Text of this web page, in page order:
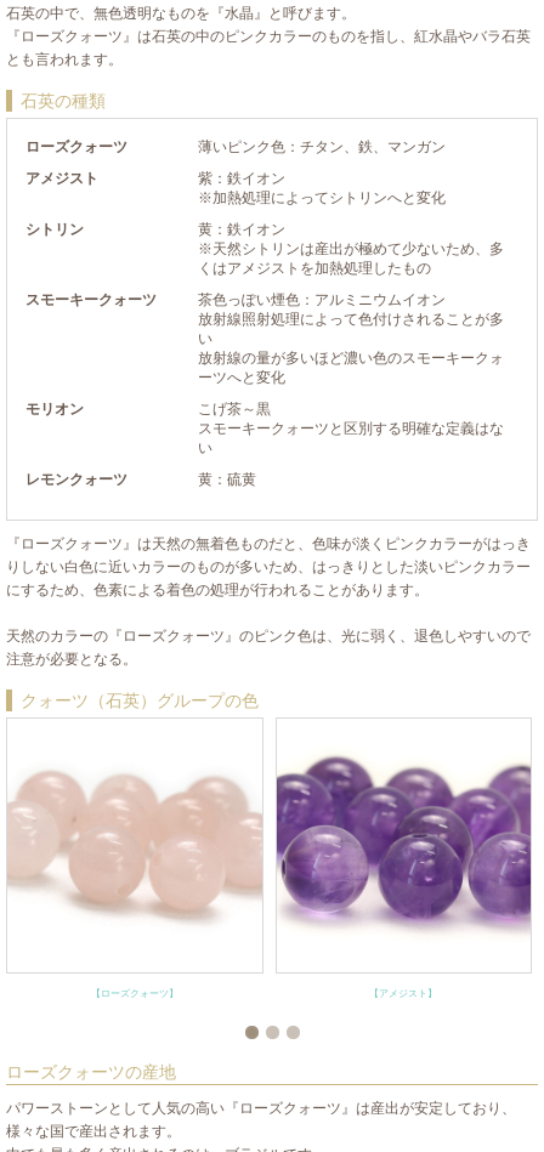
石英の中で、無色透明なものを『水晶』と呼びます。
『ローズクォーツ』は石英の中のピンクカラーのものを指し、紅水晶やバラ石英
とも言われます。
石英の種類
ローズクォーツ
薄いピンク色：チタン、鉄、マンガン
アメジスト
紫：鉄イオン
※加熱処理によってシトリンへと変化
シトリン
黄：鉄イオン
※天然シトリンは産出が極めて少ないため、多
くはアメジストを加熱処理したもの
スモーキークォーツ
茶色っぽい煙色：アルミニウムイオン
放射線照射処理によって色付けされることが多
い
放射線の量が多いほど濃い色のスモーキークォ
ーツへと変化
モリオン
こげ茶～黒
スモーキークォーツと区別する明確な定義はな
い
レモンクォーツ
黄：硫黄
『ローズクォーツ』は天然の無着色ものだと、色味が淡くピンクカラーがはっき
りしない白色に近いカラーのものが多いため、はっきりとした淡いピンクカラー
にするため、色素による着色の処理が行われることがあります。
天然のカラーの『ローズクォーツ』のピンク色は、光に弱く、退色しやすいので
注意が必要となる。
クォーツ（石英）グループの色
【ローズクォーツ】 【アメジスト】
ローズクォーツの産地
パワーストーンとして人気の高い『ローズクォーツ』は産出が安定しており、
様々な国で産出されます。